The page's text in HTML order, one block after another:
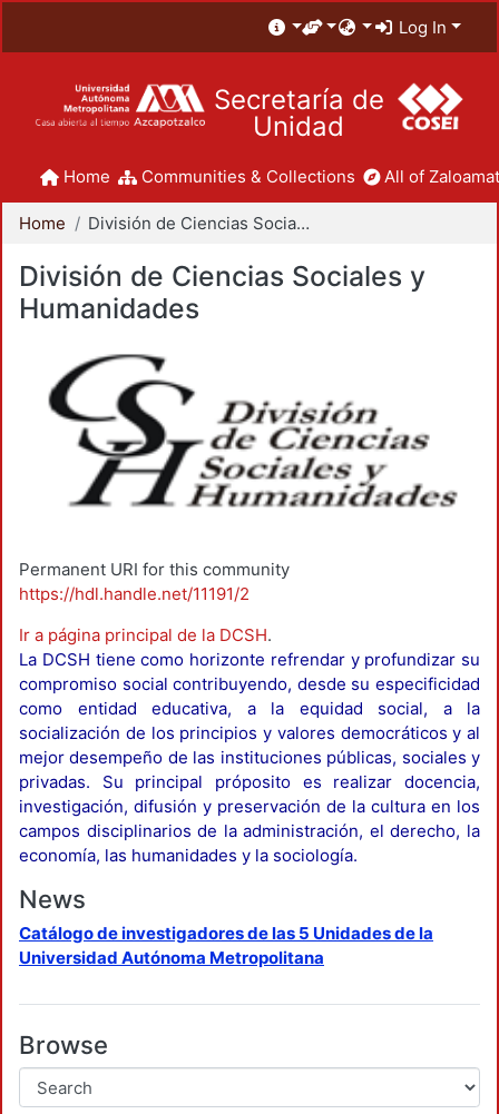
Log In
Secretaría de
Unidad
Home Communities & Collections All of
Home División de Ciencias Sociales y Humanidades
División de Ciencias Sociales y
Humanidades
Permanent URI for this community
https://hdl.handle.net/11191/2
Ir a página principal de la DCSH.
La DCSH tiene como horizonte refrendar y profundizar su
compromiso social contribuyendo, desde su especificidad
como entidad educativa, a la equidad social, a la
socialización de los principios y valores democráticos y al
mejor desempeño de las instituciones públicas, sociales y
privadas. Su principal próposito es realizar docencia,
investigación, difusión y preservación de la cultura en los
campos disciplinarios de la administración, el derecho, la
economía, las humanidades y la sociología.
News
Catálogo de investigadores de las 5 Unidades de la
Universidad Autónoma Metropolitana
Browse